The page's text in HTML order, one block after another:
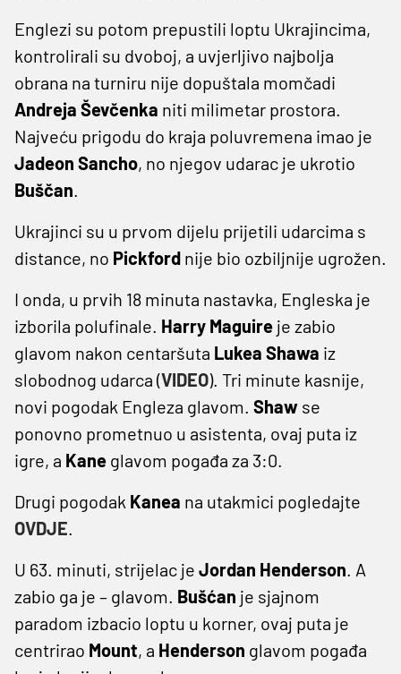
Englezi su potom prepustili loptu Ukrajincima,
kontrolirali su dvoboj, a uvjerljivo najbolja
obrana na turniru nije dopuštala momčadi
Andreja Ševčenka niti milimetar prostora.
Najveću prigodu do kraja poluvremena imao je
Jadeon Sancho, no njegov udarac je ukrotio
Buščan.
Ukrajinci su u prvom dijelu prijetili udarcima s
distance, no Pickford nije bio ozbiljnije ugrožen.
I onda, u prvih 18 minuta nastavka, Engleska je
izborila polufinale. Harry Maguire je zabio
glavom nakon centaršuta Lukea Shawa iz
slobodnog udarca (VIDEO). Tri minute kasnije,
novi pogodak Engleza glavom. Shaw se
ponovno prometnuo u asistenta, ovaj puta iz
igre, a Kane glavom pogađa za 3:0.
Drugi pogodak Kanea na utakmici pogledajte
OVDJE.
U 63. minuti, strijelac je Jordan Henderson. A
zabio ga je – glavom. Bušćan je sjajnom
paradom izbacio loptu u korner, ovaj puta je
centrirao Mount, a Henderson glavom pogađa